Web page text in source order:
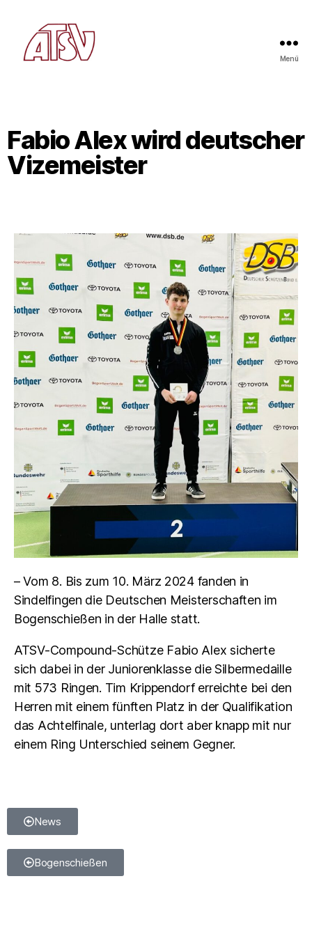
Menü
Fabio Alex wird deutscher
Vizemeister
– Vom 8. Bis zum 10. März 2024 fanden in
Sindelfingen die Deutschen Meisterschaften im
Bogenschießen in der Halle statt.
ATSV-Compound-Schütze Fabio Alex sicherte
sich dabei in der Juniorenklasse die Silbermedaille
mit 573 Ringen. Tim Krippendorf erreichte bei den
Herren mit einem fünften Platz in der Qualifikation
das Achtelfinale, unterlag dort aber knapp mit nur
einem Ring Unterschied seinem Gegner.
News
Bogenschießen